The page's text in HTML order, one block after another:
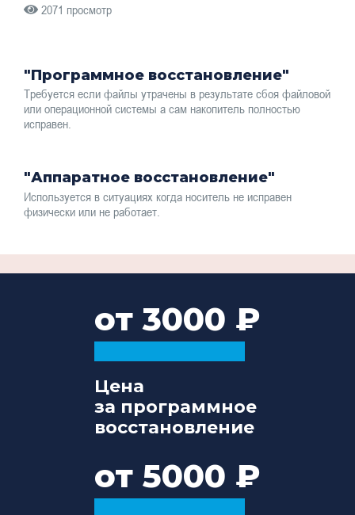
2071 просмотр
"Программное восстановление"
Требуется если файлы утрачены в результате сбоя файловой
или операционной системы а сам накопитель полностью
исправен.
"Аппаратное восстановление"
Используется в ситуациях когда носитель не исправен
физически или не работает.
от 3000
Цена
за программное
восстановление
от 5000